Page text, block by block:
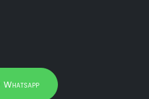
Whatsapp